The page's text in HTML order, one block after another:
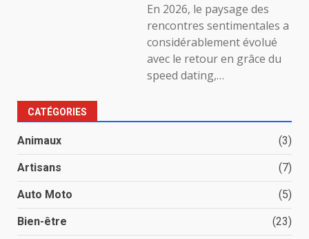
En 2026, le paysage des
rencontres sentimentales a
considérablement évolué
avec le retour en grâce du
speed dating,…
CATÉGORIES
Animaux (3)
Artisans (7)
Auto Moto (5)
Bien-être (23)